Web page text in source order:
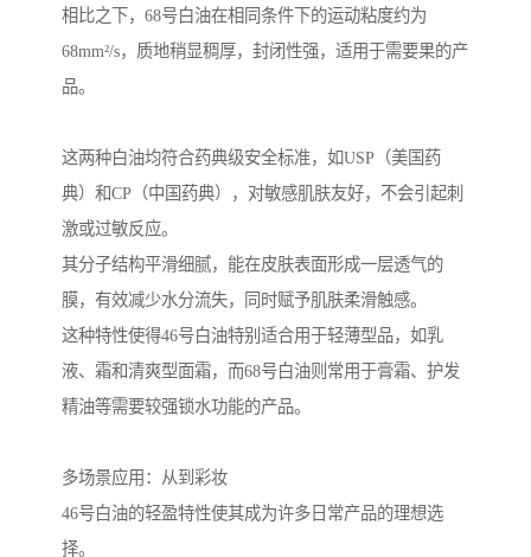
相比之下，68号白油在相同条件下的运动粘度约为
68mm²/s，质地稍显稠厚，封闭性强，适用于需要果的产
品。
这两种白油均符合药典级安全标准，如USP（美国药
典）和CP（中国药典），对敏感肌肤友好，不会引起刺
激或过敏反应。
其分子结构平滑细腻，能在皮肤表面形成一层透气的
膜，有效减少水分流失，同时赋予肌肤柔滑触感。
这种特性使得46号白油特别适合用于轻薄型品，如乳
液、霜和清爽型面霜，而68号白油则常用于膏霜、护发
精油等需要较强锁水功能的产品。
多场景应用：从到彩妆
46号白油的轻盈特性使其成为许多日常产品的理想选
择。